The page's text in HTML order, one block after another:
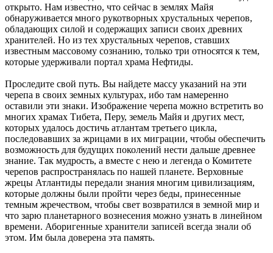
открыто. Нам известно, что сейчас в землях Майя
обнаруживается много рукотворных хрустальных черепов,
обладающих силой и содержащих записи своих древних
хранителей. Но из тех хрустальных черепов, ставших
известным массовому сознанию, только три относятся к тем,
которые удерживали портал храма Нефтиды.
Проследите свой путь. Вы найдете массу указаний на эти
черепа в своих земных культурах, ибо там намеренно
оставили эти знаки. Изображение черепа можно встретить во
многих храмах Тибета, Перу, земель Майя и других мест,
которых удалось достичь атлантам третьего цикла,
последовавших за жрицами в их миграции, чтобы обеспечить
возможность для будущих поколений нести дальше древнее
знание. Так мудрость, а вместе с нею и легенда о Комитете
черепов распространялась по нашей планете. Верховные
жрецы Атлантиды передали знания многим цивилизациям,
которые должны были пройти через беды, принесенные
темным жречеством, чтобы свет возвратился в земной мир и
что зарю планетарного вознесения можно узнать в линейном
времени. Аборигенные хранители записей всегда знали об
этом. Им была доверена эта память.